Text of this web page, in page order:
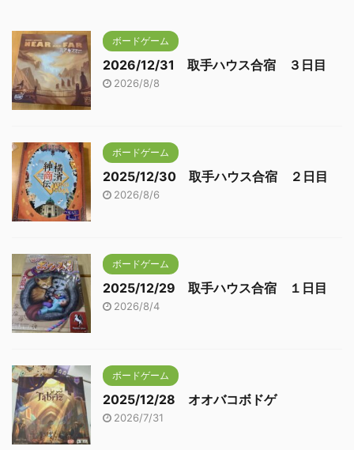
ボードゲーム
2026/12/31 取手ハウス合宿 ３日目
2026/8/8
ボードゲーム
2025/12/30 取手ハウス合宿 ２日目
2026/8/6
ボードゲーム
2025/12/29 取手ハウス合宿 １日目
2026/8/4
ボードゲーム
2025/12/28 オオバコボドゲ
2026/7/31